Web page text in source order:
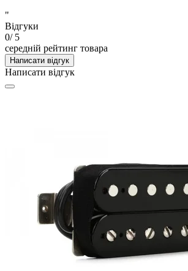
"
Відгуки
0/ 5
середній рейтинг товара
Написати відгук
Написати відгук